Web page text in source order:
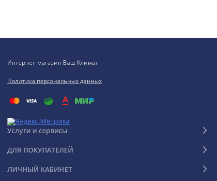
Интернет-магазин Ваш Климат
Политика персональных данных
Услуги и сервисы
ДЛЯ ПОКУПАТЕЛЕЙ
ЛИЧНЫЙ КАБИНЕТ